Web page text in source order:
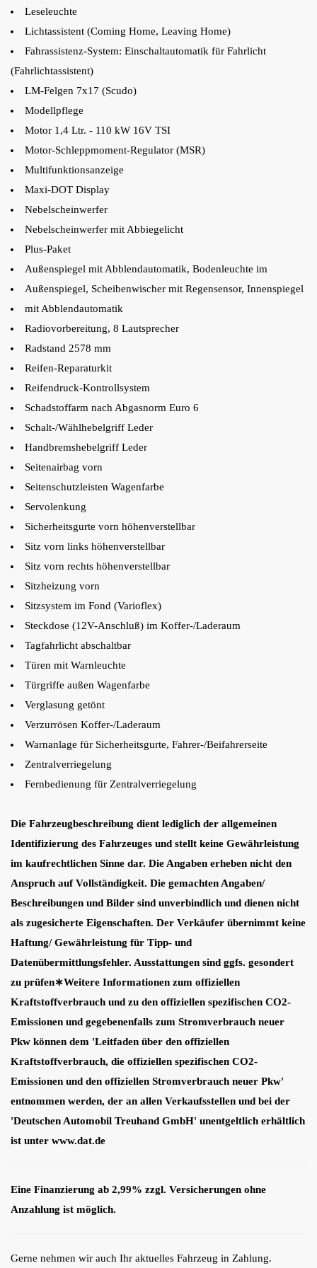
Leseleuchte
Lichtassistent (Coming Home, Leaving Home)
Fahrassistenz-System: Einschaltautomatik für Fahrlicht
(Fahrlichtassistent)
LM-Felgen 7x17 (Scudo)
Modellpflege
Motor 1,4 Ltr. - 110 kW 16V TSI
Motor-Schleppmoment-Regulator (MSR)
Multifunktionsanzeige
Maxi-DOT Display
Nebelscheinwerfer
Nebelscheinwerfer mit Abbiegelicht
Plus-Paket
Außenspiegel mit Abblendautomatik, Bodenleuchte im
Außenspiegel, Scheibenwischer mit Regensensor, Innenspiegel
mit Abblendautomatik
Radiovorbereitung, 8 Lautsprecher
Radstand 2578 mm
Reifen-Reparaturkit
Reifendruck-Kontrollsystem
Schadstoffarm nach Abgasnorm Euro 6
Schalt-/Wählhebelgriff Leder
Handbremshebelgriff Leder
Seitenairbag vorn
Seitenschutzleisten Wagenfarbe
Servolenkung
Sicherheitsgurte vorn höhenverstellbar
Sitz vorn links höhenverstellbar
Sitz vorn rechts höhenverstellbar
Sitzheizung vorn
Sitzsystem im Fond (Varioflex)
Steckdose (12V-Anschluß) im Koffer-/Laderaum
Tagfahrlicht abschaltbar
Türen mit Warnleuchte
Türgriffe außen Wagenfarbe
Verglasung getönt
Verzurrösen Koffer-/Laderaum
Warnanlage für Sicherheitsgurte, Fahrer-/Beifahrerseite
Zentralverriegelung
Fernbedienung für Zentralverriegelung
Die Fahrzeugbeschreibung dient lediglich der allgemeinen
Identifizierung des Fahrzeuges und stellt keine Gewährleistung
im kaufrechtlichen Sinne dar. Die Angaben erheben nicht den
Anspruch auf Vollständigkeit. Die gemachten Angaben/
Beschreibungen und Bilder sind unverbindlich und dienen nicht
als zugesicherte Eigenschaften. Der Verkäufer übernimmt keine
Haftung/ Gewährleistung für Tipp- und
Datenübermittlungsfehler. Ausstattungen sind ggfs. gesondert
zu prüfen∗Weitere Informationen zum offiziellen
Kraftstoffverbrauch und zu den offiziellen spezifischen CO2-
Emissionen und gegebenenfalls zum Stromverbrauch neuer
Pkw können dem 'Leitfaden über den offiziellen
Kraftstoffverbrauch, die offiziellen spezifischen CO2-
Emissionen und den offiziellen Stromverbrauch neuer Pkw'
entnommen werden, der an allen Verkaufsstellen und bei der
'Deutschen Automobil Treuhand GmbH' unentgeltlich erhältlich
ist unter www.dat.de
Eine Finanzierung ab 2,99% zzgl. Versicherungen ohne
Anzahlung ist möglich.
Gerne nehmen wir auch Ihr aktuelles Fahrzeug in Zahlung.